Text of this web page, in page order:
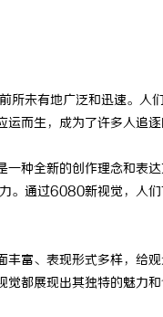
所未有地广泛和迅速。
而生，成为了许多人追
种全新的创作理念和表
。通过6080新视觉，人
富、表现形式多样，给
都展现出其独特的魅力